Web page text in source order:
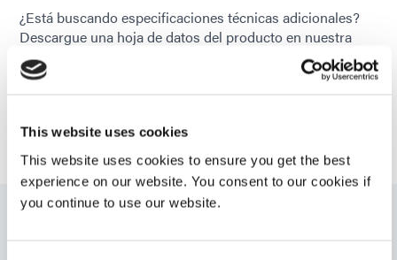
This website uses cookies
This website uses cookies to ensure you get the best
experience on our website. You consent to our cookies if
you continue to use our website.
MASCOTA; PETG; PMMA; PD;
fuente de alimentación;
CLORURO DE POLIVINILO;
SAN; TPU; CER; ALABAMA; SS
¿Está buscando especificaciones técnicas adicionales?
Descargue una hoja de datos del producto en nuestra
biblioteca de recursos o hable con nuestros expertos
técnicos.
PONTE EN CONTACTO CON NOSOTROS